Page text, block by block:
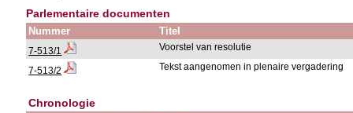
Parlementaire documenten
Nummer Titel
7-513/1 Voorstel van resolutie
7-513/2 Tekst aangenomen in plenaire vergadering
Chronologie